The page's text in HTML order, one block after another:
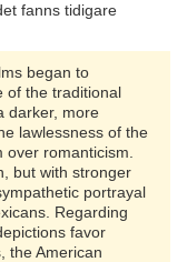
fanns tidigare
began to
of the traditional
darker, more
lawlessness of the
romanticism.
but with stronger
portrayal
Regarding
favor
the American